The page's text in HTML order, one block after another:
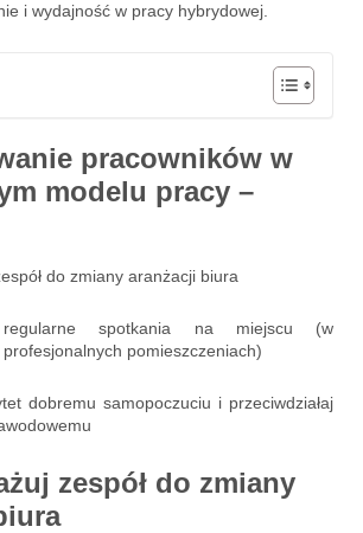
i wydajność w pracy hybrydowej.
pracowników w
modelu pracy –
do zmiany aranżacji biura
regularne spotkania na miejscu (w
pomieszczeniach)
dobremu samopoczuciu i przeciwdziałaj
zespół do zmiany